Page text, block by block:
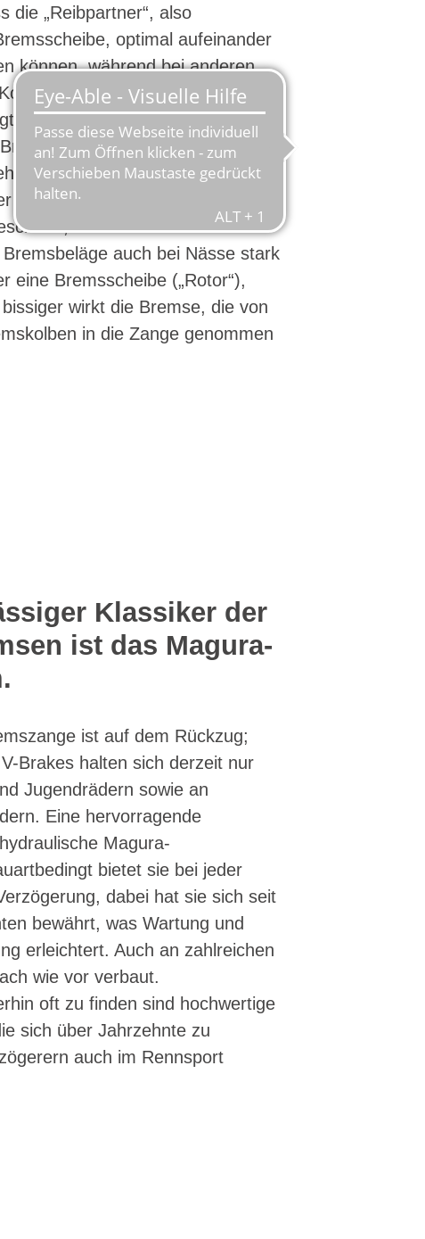
die „Reibpartner“, also
optimal aufeinander
können, während bei anderen
nötig sind.
Scheibenbremsen zeichnen
durch geringe
gute Dosierbarkeit aus; durch
Nabe sind sie gut vor
durch den hohen
auch bei Nässe stark
eine Bremsscheibe („Rotor“),
wirkt die Bremse, die von
in die Zange genommen
Klassiker der
ist das Magura-
ist auf dem Rückzug;
Brakes halten sich derzeit nur
Jugendrädern sowie an
Eine hervorragende
Magura-
bietet sie bei jeder
dabei hat sie sich seit
bewährt, was Wartung und
erleichtert. Auch an zahlreichen
wie vor verbaut.
oft zu finden sind hochwertige
sich über Jahrzehnte zu
auch im Rennsport